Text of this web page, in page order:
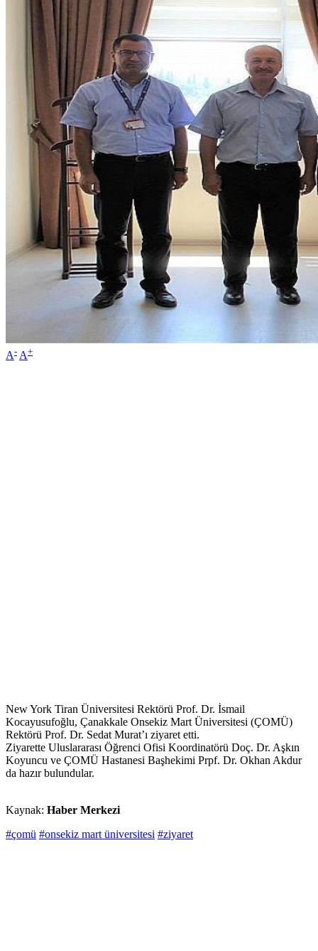
A- A+
New York Tiran Üniversitesi Rektörü Prof. Dr. İsmail
Kocayusufoğlu, Çanakkale Onsekiz Mart Üniversitesi (ÇOMÜ)
Rektörü Prof. Dr. Sedat Murat’ı ziyaret etti.
Ziyarette Uluslararası Öğrenci Ofisi Koordinatörü Doç. Dr. Aşkın
Koyuncu ve ÇOMÜ Hastanesi Başhekimi Prpf. Dr. Okhan Akdur
da hazır bulundular.
Kaynak: Haber Merkezi
#çomü #onsekiz mart üniversitesi #ziyaret